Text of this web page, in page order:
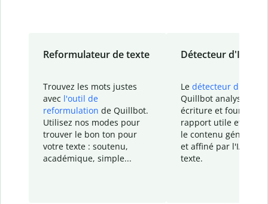
Reformulateur de texte
Trouvez les mots justes
avec l'outil de
reformulation de Quillbot.
Utilisez nos modes pour
trouver le bon ton pour
votre texte : soutenu,
académique, simple...
Détecteur d'IA
Le détecteur d'IA
Quillbot analyse votre
écriture et fournit un
rapport utile et
le contenu généré
et affiné par l'IA
texte.